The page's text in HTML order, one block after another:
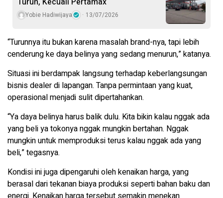
Yobie Hadiwijaya 13/07/2026
“Turunnya itu bukan karena masalah brand-nya, tapi lebih
cenderung ke daya belinya yang sedang menurun,” katanya.
Situasi ini berdampak langsung terhadap keberlangsungan
bisnis dealer di lapangan. Tanpa permintaan yang kuat,
operasional menjadi sulit dipertahankan.
“Ya daya belinya harus balik dulu. Kita bikin kalau nggak ada
yang beli ya tokonya nggak mungkin bertahan. Nggak
mungkin untuk memproduksi terus kalau nggak ada yang
beli,” tegasnya.
Kondisi ini juga dipengaruhi oleh kenaikan harga, yang
berasal dari tekanan biaya produksi seperti bahan baku dan